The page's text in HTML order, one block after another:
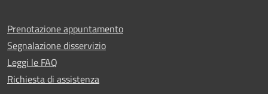
Prenotazione appuntamento
Segnalazione disservizio
Leggi le FAQ
Richiesta di assistenza